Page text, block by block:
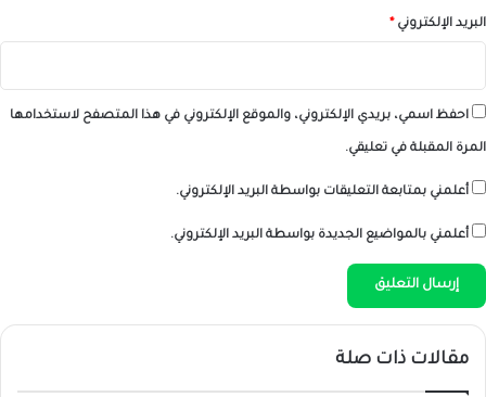
البريد الإلكتروني *
احفظ اسمي، بريدي الإلكتروني، والموقع الإلكتروني في هذا المتصفح لاستخدامها
المرة المقبلة في تعليقي.
أعلمني بمتابعة التعليقات بواسطة البريد الإلكتروني.
أعلمني بالمواضيع الجديدة بواسطة البريد الإلكتروني.
مقالات ذات صلة